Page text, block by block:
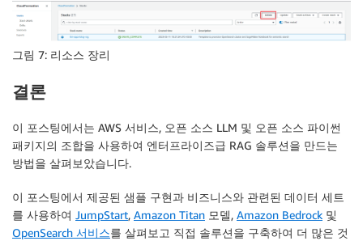
    logger.info
"prompt sent to llm = \"{prompt}
    chain
load_qa_chain (llm _sm_llm, prompt prompt
    logger.info
return resp
그림 7: 리소스 장리
결론
이 포스팅에서는 AWS 서비스, 오픈 소스 LLM 및 오픈 소스 파이썬
패키지의 조합을 사용하여 엔터프라이즈급 RAG 솔루션을 만드는
방법을 살펴보았습니다.
이 포스팅에서 제공된 샘플 구현과 비즈니스와 관련된 데이터 세트
를 사용하여 JumpStart, Amazon Titan 모델, Amazon Bedrock 및
OpenSearch 서비스를 살펴보고 직접 솔루션을 구축하여 더 많은 것